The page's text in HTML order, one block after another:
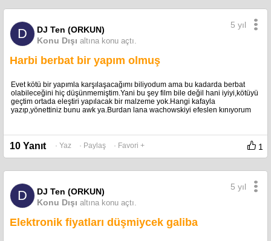
D
DJ Ten (ORKUN)
Konu Dışı altına konu açtı.
5 yıl
Harbi berbat bir yapım olmuş
Evet kötü bir yapımla karşılaşacağımı biliyodum ama bu kadarda berbat
olabileceğini hiç düşünmemiştim.Yani bu şey film bile değil hani iyiyi,kötüyü
geçtim ortada eleştiri yapılacak bir malzeme yok.Hangi kafayla
yazıp,yönettiniz bunu awk ya.Burdan lana wachowskiyi efeslen kınıyorum
10 Yanıt · Yaz · Paylaş · Favori + 1
D
DJ Ten (ORKUN)
Konu Dışı altına konu açtı.
5 yıl
Elektronik fiyatları düşmiycek galiba